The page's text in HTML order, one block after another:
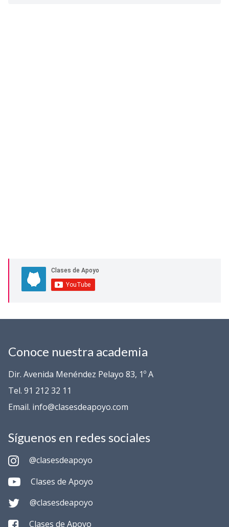
Conoce nuestra academia
Dir. Avenida Menéndez Pelayo 83, 1º A
Tel. 91 212 32 11
Email. info@clasesdeapoyo.com
Síguenos en redes sociales
@clasesdeapoyo
Clases de Apoyo
@clasesdeapoyo
Clases de Apoyo